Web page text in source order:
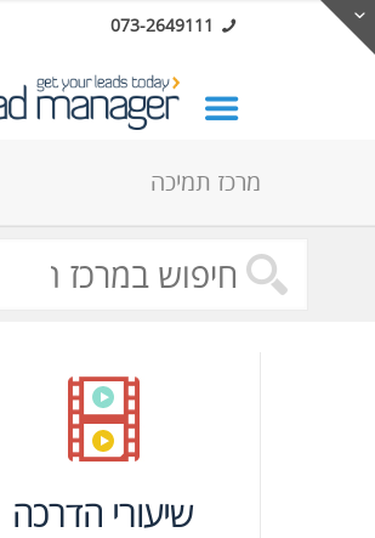
073-2649111
מרכז תמיכה
שיעורי הדרכה